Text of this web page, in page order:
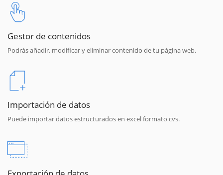
Gestor de contenidos
Podrás añadir, modificar y eliminar contenido de tu página web.
Importación de datos
Puede importar datos estructurados en excel formato cvs.